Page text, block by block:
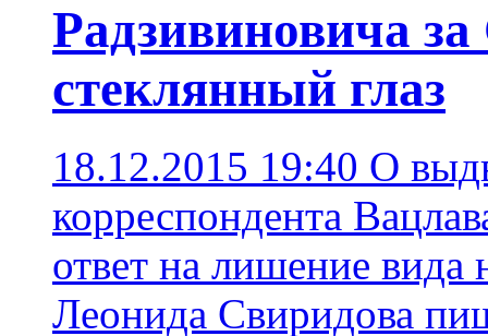
Радзивиновича
стеклянный глаз
18.12.2015 19:40 О
корреспондента
ответ на лишение
Леонида Свиридова